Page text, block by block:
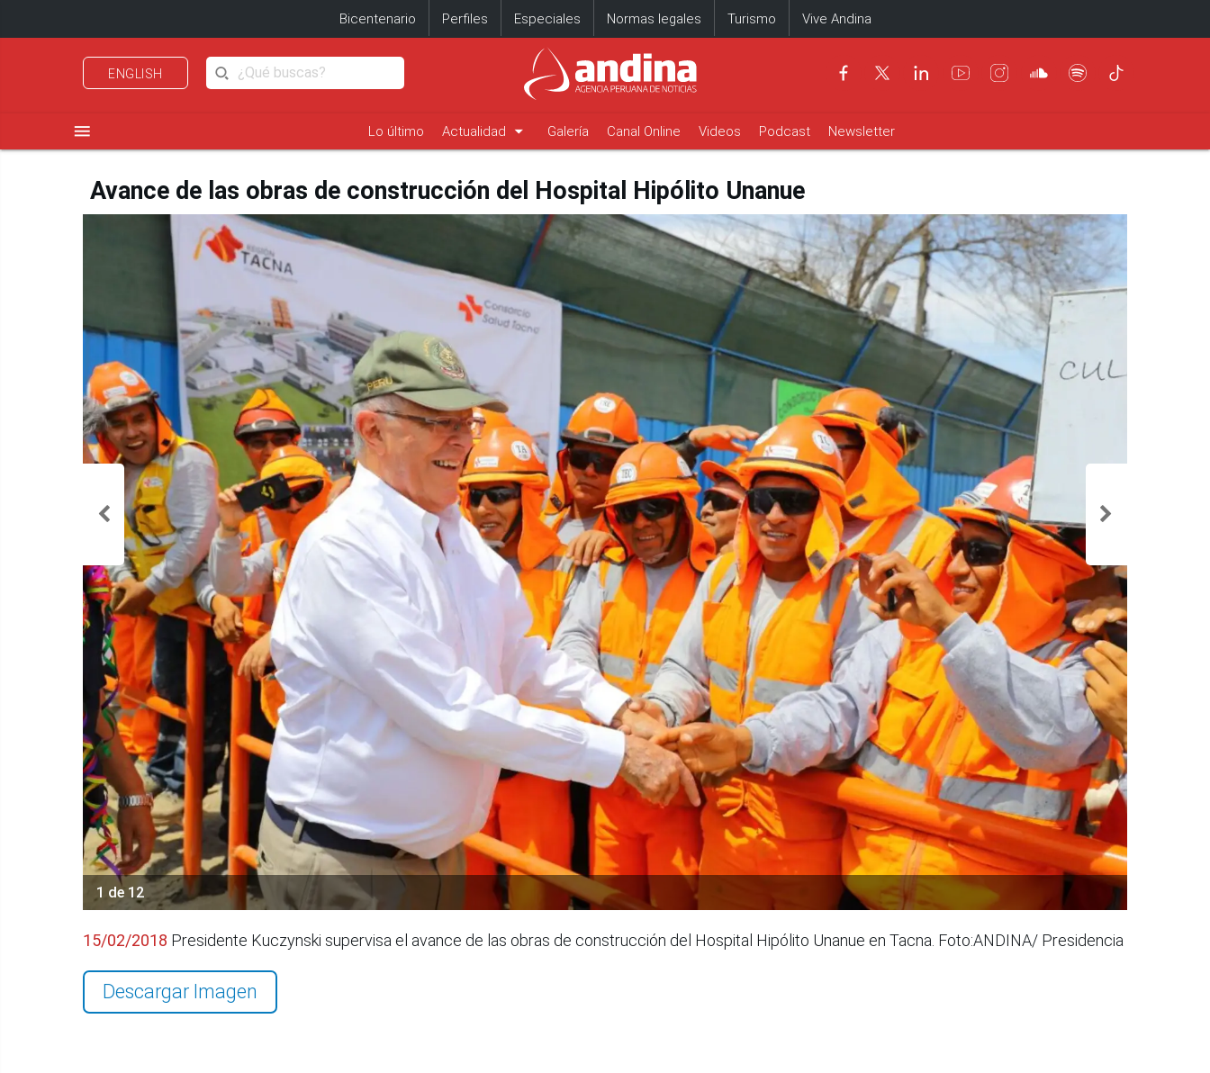
Bicentenario Perfiles Especiales Normas legales Turismo Vive Andina
ENGLISH
menu Lo último Actualidad arrow_drop_down Galería Canal Online Videos Podcast Newsletter
Avance de las obras de construcción del Hospital Hipólito Unanue
1 de 12
15/02/2018 Presidente Kuczynski supervisa el avance de las obras de construcción del Hospital Hipólito Unanue en Tacna. Foto:ANDINA/ Presidencia
Descargar Imagen